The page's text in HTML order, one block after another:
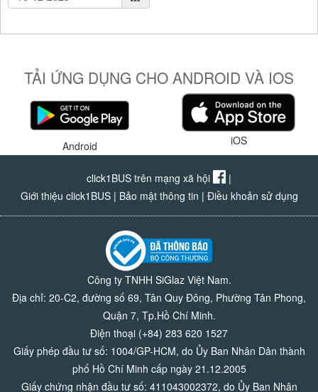
TẢI ỨNG DỤNG CHO ANDROID VÀ IOS
Android iOS
click1BUS trên mạng xã hội
|
Giới thiệu click1BUS| Bảo mật thông tin | Điều khoản sử dụng
Công ty TNHH SiGlaz Việt Nam.
Địa chỉ: 20-C2, đường số 69, Tân Quy Đông, Phường Tân Phong,
Quận 7, Tp.Hồ Chí Minh.
Điện thoại (+84) 283 620 1527
Giấy phép đầu tư số: 1004/GP-HCM, do Ủy Ban Nhân Dân thành
phố Hồ Chí Minh cấp ngày 21.12.2005
Giấy chứng nhận đầu tư số: 411043002372, do Ủy Ban Nhân